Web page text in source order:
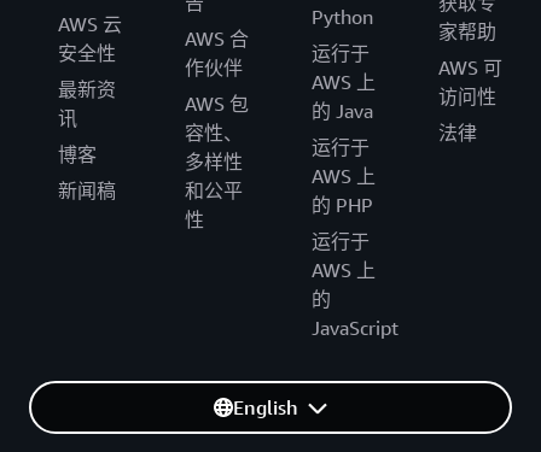
AWS 云
安全性
最新资
讯
博客
新闻稿
AWS 合
作伙伴
AWS 包
容性、
多样性
和公平
性
Python
运行于
AWS 上
的 Java
运行于
AWS 上
的 PHP
运行于
AWS 上
的
JavaScript
家帮助
AWS 可
访问性
法律
English